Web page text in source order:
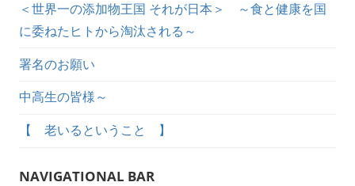
＜世界一の添加物王国 それが日本＞ ～食と健康を国
に委ねたヒトから淘汰される～
署名のお願い
中高生の皆様～
【 老いるということ 】
NAVIGATIONAL BAR